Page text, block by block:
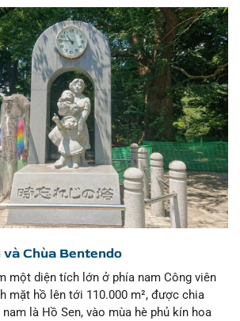
Chùa Bentendo
một diện tích lớn ở phía nam Công viên
mặt hồ lên tới 110.000 m², được chia
là Hồ Sen, vào mùa hè phủ kín hoa